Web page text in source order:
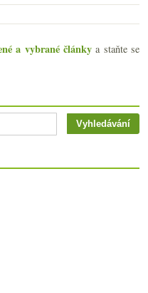
a vybrané články a staňte se